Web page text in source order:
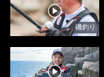
磯釣り